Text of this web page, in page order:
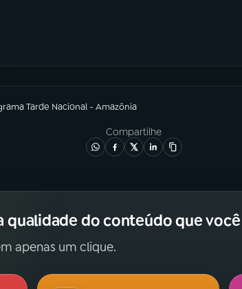
Tarde Nacional - Amazônia
Compartilhe
qualidade do conteúdo que
apenas um clique.